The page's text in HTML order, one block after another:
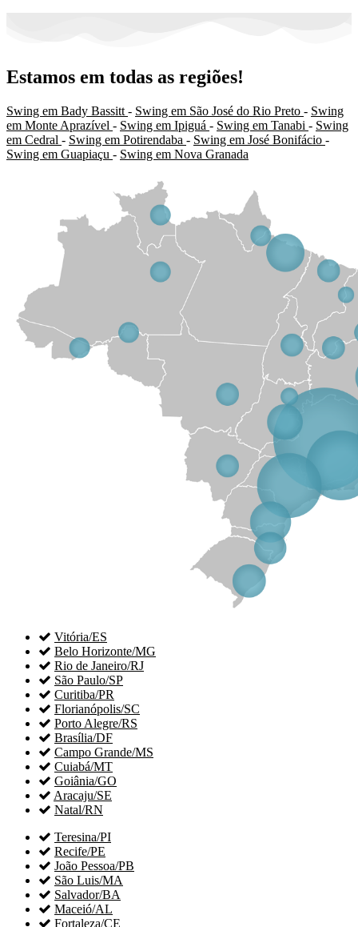
Estamos em todas as regiões!
Swing em Bady Bassitt - Swing em São José do Rio Preto - Swing
em Monte Aprazível - Swing em Ipiguá - Swing em Tanabi - Swing
em Cedral - Swing em Potirendaba - Swing em José Bonifácio -
Swing em Guapiaçu - Swing em Nova Granada
 Vitória/ES
 Belo Horizonte/MG
 Rio de Janeiro/RJ
 São Paulo/SP
 Curitiba/PR
 Florianópolis/SC
 Porto Alegre/RS
 Brasília/DF
 Campo Grande/MS
 Cuiabá/MT
 Goiânia/GO
 Aracaju/SE
 Natal/RN
 Teresina/PI
 Recife/PE
 João Pessoa/PB
 São Luis/MA
 Salvador/BA
 Maceió/AL
 Fortaleza/CE